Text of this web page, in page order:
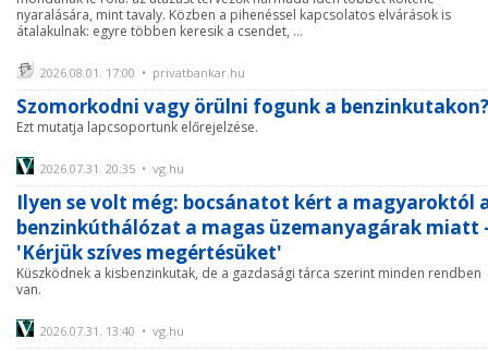
nyaralására, mint tavaly. Közben a pihenéssel kapcsolatos elvárások is
átalakulnak: egyre többen keresik a csendet, ...
2026.08.01. 17:00 • privatbankar.hu
Szomorkodni vagy örülni fogunk a benzinkutakon?
Ezt mutatja lapcsoportunk előrejelzése.
2026.07.31. 20:35 • vg.hu
Ilyen se volt még: bocsánatot kért a magyaroktól
benzinkúthálózat a magas üzemanyagárak miatt
'Kérjük szíves megértésüket'
Küszködnek a kisbenzinkutak, de a gazdasági tárca szerint minden rendben
van.
2026.07.31. 13:40 • vg.hu